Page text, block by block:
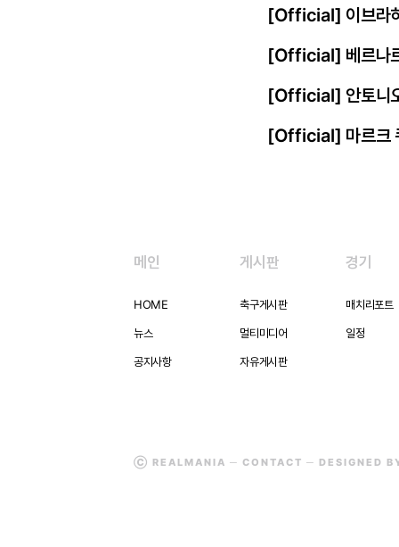
[Official] 이브라
[Official] 베르나
[Official] 안토니
[Official] 마르크
메인
HOME
뉴스
공지사항
게시판
축구게시판
멀티미디어
자유게시판
경기
매치리포트
일정
Ⓒ REALMANIA ─ CONTACT ─ DESIGNED